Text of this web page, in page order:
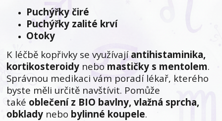
Puchýřky čiré
Puchýřky zalité krví
Otoky
K léčbě kopřivky se využívají antihistaminika,
kortikosteroidy nebo mastičky s mentolem.
Správnou medikaci vám poradí lékař, kterého
byste měli určitě navštívit. Pomůže
také oblečení z BIO bavlny, vlažná sprcha,
obklady nebo bylinné koupele.